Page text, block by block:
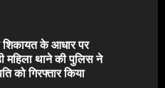
शिकायत के आधार पर
महिला थाने की पुलिस ने
को गिरफ्तार किया